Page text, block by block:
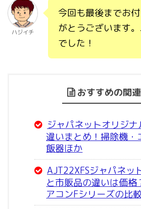
ハジイチ
今回も最後までお
がとうございます
でした！
おすすめの関
ジャパネットオリジナ
違いまとめ！掃除機・
飯器ほか
AJT22XFSジャパネッ
と市販品の違いは価格
アコンFシリーズの比